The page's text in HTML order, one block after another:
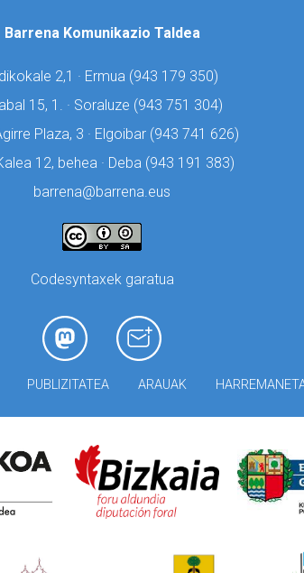
Barrena Komunikazio Taldea
2,1 · Ermua (943 179 350)
15, 1. · Soraluze (943 751 304)
Plaza, 3 · Elgoibar (943 741 626)
12, behea · Deba (943 191 383)
barrena@barrena.eus
Codesyntaxek garatua
PUBLIZITATEA ARAUAK